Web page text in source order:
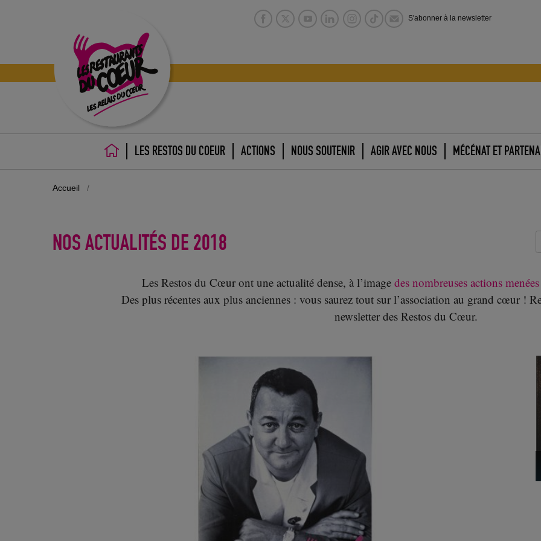
S'abonner à la newsletter
ACCUEILLES RESTOS DU COEUR ACTIONS NOUS SOUTENIR AGIR AVEC NOUS MÉCÉNAT ET
Accueil /
NOS ACTUALITÉS DE 2018
Les Restos du Cœur ont une actualité dense, à l’image des nombreuses actions menées
Des plus récentes aux plus anciennes : vous saurez tout sur l’association au grand cœur !
newsletter des Restos du Cœur.
Il est encore temps !
Plus fort, tous ensemble pour lutter contre la
Bilan du lancement de la 34e campagne des